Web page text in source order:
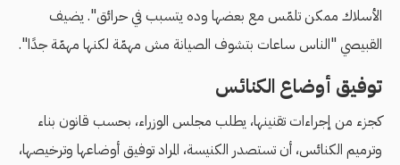
الأسلاك ممكن تلمّس مع بعضها وده يتسبب في حرائق". يضيف
القبيصي "الناس ساعات بتشوف الصيانة مش مهمّة لكنها مهمّة جدًا".
توفيق أوضاع الكنائس
كجزء من إجراءات تقنينها، يطلب مجلس الوزراء، بحسب قانون بناء
وترميم الكنائس، أن تستصدر الكنيسة، المراد توفيق أوضاعها وترخيصها،